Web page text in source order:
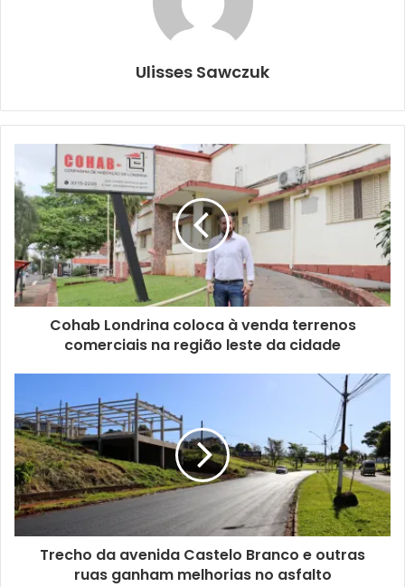
Foto: Vivian Honorato/NCom
Marcelo agradeceu pelo presente e destacou a alta
qualidade do trabalho de Santos. “Fico honrado em
receber um presente como esse, é impressionante o grau
de precisão que a peça tem. Isso tudo é fruto de muito
esforço e dedicação. O Paulo está de parabéns”, frisou.
Entre outras peças, o artista plástico também produz
esculturas hiper-realistas, que são vendidas em diferentes
países como Holanda, Inglaterra, Alemanha e Itália. Além
disso, esculpe bustos em metal, sendo que algumas
dessas obras estão em cidades como Cambé e Maringá.
Seu trabalho pode ser conferido no perfil de Instagram
@paulo_serghio
A visita de Santos à Prefeitura de Londrina foi
Ulisses Sawczuk
Cohab Londrina coloca à venda terrenos
comerciais na região leste da cidade
Trecho da avenida Castelo Branco e outras
ruas ganham melhorias no asfalto